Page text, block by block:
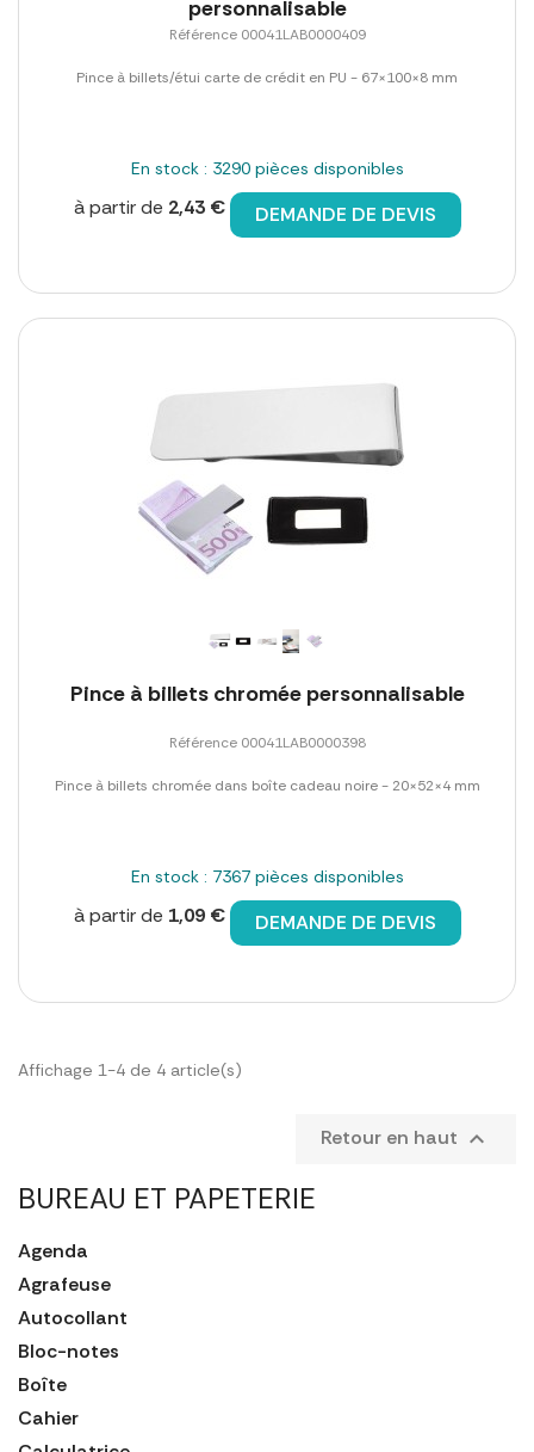
BUREAU ET PAPETERIE
Agenda
Agrafeuse
Autocollant
Bloc-notes
Boîte
Cahier
personnalisable
Référence 00041LAB0000409
Pince à billets/étui carte de crédit en PU - 67×100×8 mm
En stock : 3290 pièces disponibles
à partir de 2,43 € DEMANDE DE DEVIS
Pince à billets chromée personnalisable
Référence 00041LAB0000398
Pince à billets chromée dans boîte cadeau noire - 20×52×4 mm
En stock : 7367 pièces disponibles
à partir de 1,09 € DEMANDE DE DEVIS
Affichage 1-4 de 4 article(s)
Retour en haut 